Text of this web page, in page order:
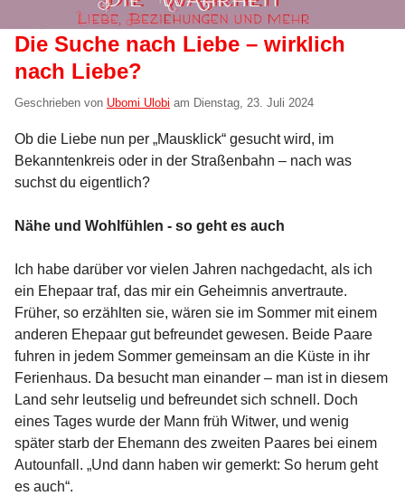
Die Suche nach Liebe – wirklich
nach Liebe?
Geschrieben von Ubomi Ulobi am Dienstag, 23. Juli 2024
Ob die Liebe nun per „Mausklick“ gesucht wird, im
Bekanntenkreis oder in der Straßenbahn – nach was
suchst du eigentlich?
Nähe und Wohlfühlen - so geht es auch
Ich habe darüber vor vielen Jahren nachgedacht, als ich
ein Ehepaar traf, das mir ein Geheimnis anvertraute.
Früher, so erzählten sie, wären sie im Sommer mit einem
anderen Ehepaar gut befreundet gewesen. Beide Paare
fuhren in jedem Sommer gemeinsam an die Küste in ihr
Ferienhaus. Da besucht man einander – man ist in diesem
Land sehr leutselig und befreundet sich schnell. Doch
eines Tages wurde der Mann früh Witwer, und wenig
später starb der Ehemann des zweiten Paares bei einem
Autounfall. „Und dann haben wir gemerkt: So herum geht
es auch“.